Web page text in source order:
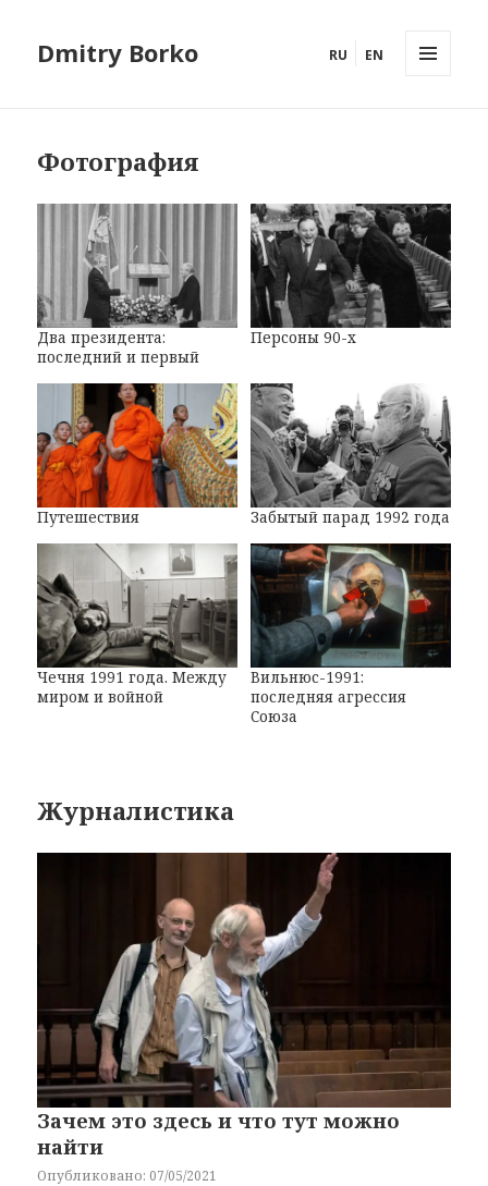
Dmitry Borko RU
EN
Фотография
Два президента:
последний и первый
Персоны 90-х
Путешествия Забытый парад 1992 года
Чечня 1991 года. Между
миром и войной
Вильнюс-1991:
последняя агрессия
Союза
Журналистика
Зачем это здесь и что тут можно
найти
Опубликовано: 07/05/2021